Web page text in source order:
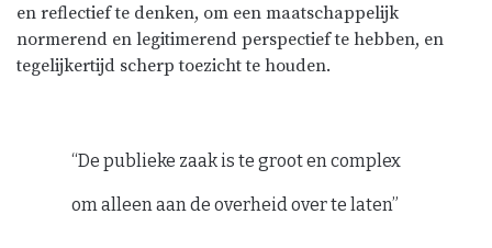
en reflectief te denken, om een maatschappelijk
normerend en legitimerend perspectief te hebben, en
tegelijkertijd scherp toezicht te houden.
“De publieke zaak is te groot en complex
om alleen aan de overheid over te laten”